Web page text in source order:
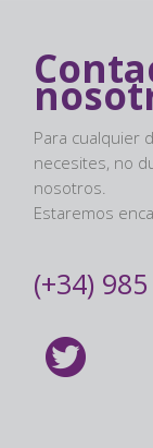
Para cualquier
necesites, no
nosotros.
Estaremos
(+34)